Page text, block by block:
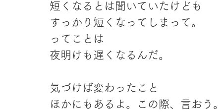
短くなるとは聞いていたけども
すっかり短くなってしまって。
ってことは
夜明けも遅くなるんだ。
気づけば変わったこと
ほかにもあるよ。この際、言おう。